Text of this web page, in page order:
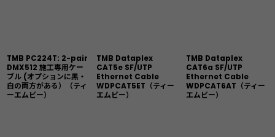
TMB PC224T: 2-pair
DMX512 施工専用ケー
ブル (オプションに黒・
白の両方がある）（ティ
ーエムビー）
TMB Dataplex
CAT5e SF/UTP
Ethernet Cable
WDPCAT5ET（ティー
エムビー）
TMB Dataplex
CAT6a SF/UTP
Ethernet Cable
WDPCAT6AT（ティー
エムビー）